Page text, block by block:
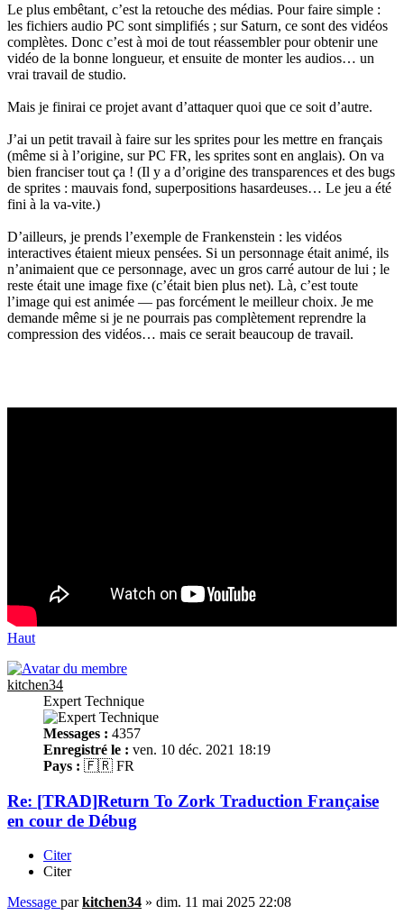
Le plus embêtant, c’est la retouche des médias. Pour faire simple :
les fichiers audio PC sont simplifiés ; sur Saturn, ce sont des vidéos
complètes. Donc c’est à moi de tout réassembler pour obtenir une
vidéo de la bonne longueur, et ensuite de monter les audios… un
vrai travail de studio.
Mais je finirai ce projet avant d’attaquer quoi que ce soit d’autre.
J’ai un petit travail à faire sur les sprites pour les mettre en français
(même si à l’origine, sur PC FR, les sprites sont en anglais). On va
bien franciser tout ça ! (Il y a d’origine des transparences et des bugs
de sprites : mauvais fond, superpositions hasardeuses… Le jeu a été
fini à la va-vite.)
D’ailleurs, je prends l’exemple de Frankenstein : les vidéos
interactives étaient mieux pensées. Si un personnage était animé, ils
n’animaient que ce personnage, avec un gros carré autour de lui ; le
reste était une image fixe (c’était bien plus net). Là, c’est toute
l’image qui est animée — pas forcément le meilleur choix. Je me
demande même si je ne pourrais pas complètement reprendre la
compression des vidéos… mais ce serait beaucoup de travail.
Haut
kitchen34
Expert Technique
Messages : 4357
Enregistré le : ven. 10 déc. 2021 18:19
Pays : 🇫🇷 FR
Re: [TRAD]Return To Zork Traduction Française
en cour de Débug
Citer
Citer
Message parkitchen34 » dim. 11 mai 2025 22:08